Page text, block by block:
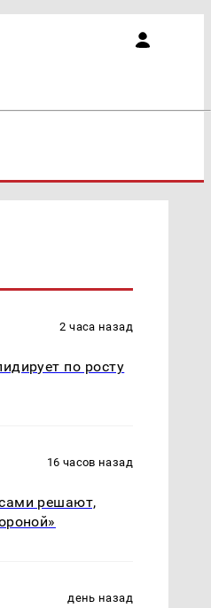
2 часа назад
по росту
16 часов назад
решают,
день назад